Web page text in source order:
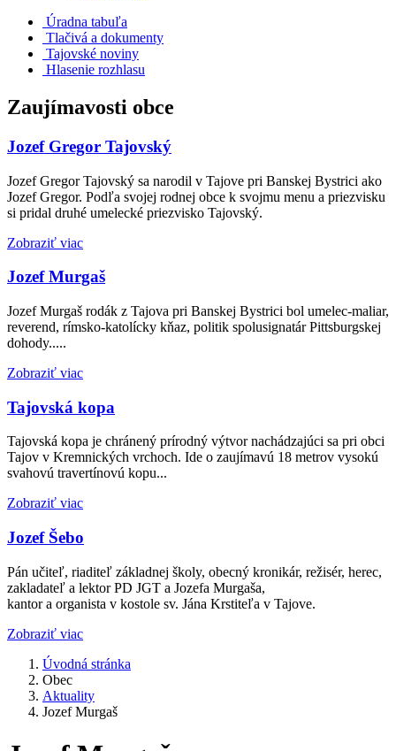
Úradna tabuľa
Tlačivá a dokumenty
Tajovské noviny
Hlasenie rozhlasu
Zaujímavosti obce
Jozef Gregor Tajovský
Jozef Gregor Tajovský sa narodil v Tajove pri Banskej Bystrici ako
Jozef Gregor. Podľa svojej rodnej obce k svojmu menu a priezvisku
si pridal druhé umelecké priezvisko Tajovský.
Zobraziť viac
Jozef Murgaš
Jozef Murgaš rodák z Tajova pri Banskej Bystrici bol umelec-maliar,
reverend, rímsko-katolícky kňaz, politik spolusignatár Pittsburgskej
dohody.....
Zobraziť viac
Tajovská kopa
Tajovská kopa je chránený prírodný výtvor nachádzajúci sa pri obci
Tajov v Kremnických vrchoch. Ide o zaujímavú 18 metrov vysokú
svahovú travertínovú kopu...
Zobraziť viac
Jozef Šebo
Pán učiteľ, riaditeľ základnej školy, obecný kronikár, režisér, herec,
zakladateľ a lektor PD JGT a Jozefa Murgaša,
kantor a organista v kostole sv. Jána Krstiteľa v Tajove.
Zobraziť viac
Úvodná stránka
Obec
Aktuality
Jozef Murgaš